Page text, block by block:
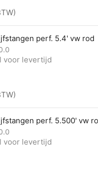
perf. 5.4' vw rod
voor levertijd
perf. 5.500' vw
voor levertijd